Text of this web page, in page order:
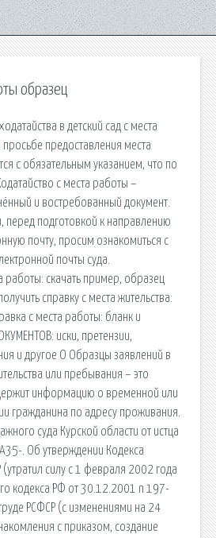
образец
в детский сад с места
предоставления места
с обязательным указанием, что по
с места работы –
и востребованный документ.
перед подготовкой к направлению
почту, просим ознакомиться с
почты суда.
работы: скачать пример, образец
справку с места жительства:
с места работы: бланк и
иски, претензии,
и другое О Образцы заявлений в
или пребывания – это
информацию о временной или
гражданина по адресу проживания.
суда Курской области от истца
. Об утверждении Кодекса
силу с 1 февраля 2002 года
кодекса РФ от 30.12.2001 n 197-
РСФСР (с изменениями на 24
с приказом, создание